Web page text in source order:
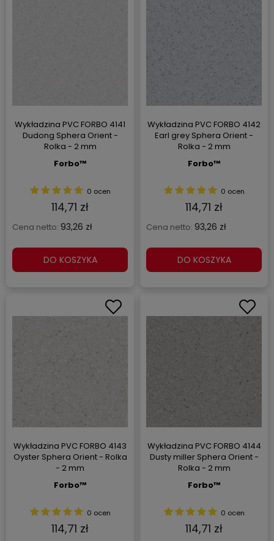
Wykładzina PVC FORBO 4141
Dudong Sphera Orient -
Rolka - 2 mm
Forbo™
0 ocen
114,71 zł
Cena netto: 93,26 zł
DO KOSZYKA
Wykładzina PVC FORBO 4142
Earl grey Sphera Orient -
Rolka - 2 mm
Forbo™
0 ocen
114,71 zł
Cena netto: 93,26 zł
DO KOSZYKA
Wykładzina PVC FORBO 4143
Oyster Sphera Orient - Rolka
- 2 mm
Forbo™
0 ocen
114,71 zł
Wykładzina PVC FORBO 4144
Dusty miller Sphera Orient -
Rolka - 2 mm
Forbo™
0 ocen
114,71 zł